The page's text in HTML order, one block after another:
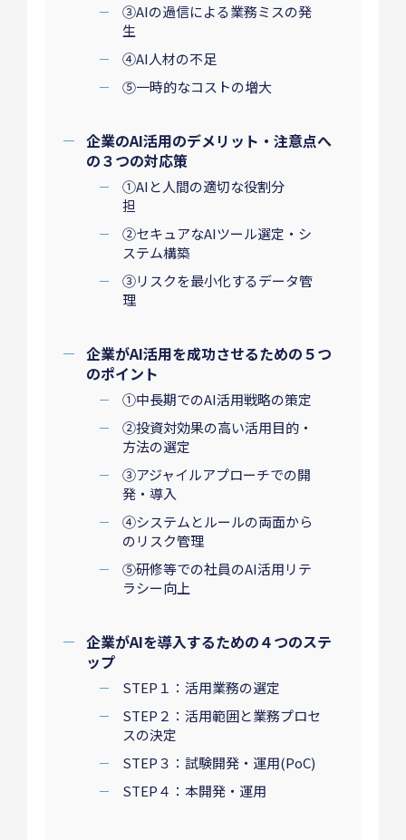
③AIの過信による業務ミスの発
生
④AI人材の不足
⑤一時的なコストの増大
企業のAI活用のデメリット・注意点へ
の３つの対応策
①AIと人間の適切な役割分
担
②セキュアなAIツール選定・シ
ステム構築
③リスクを最小化するデータ管
理
企業がAI活用を成功させるための５つ
のポイント
①中長期でのAI活用戦略の策定
②投資対効果の高い活用目的・
方法の選定
③アジャイルアプローチでの開
発・導入
④システムとルールの両面から
のリスク管理
⑤研修等での社員のAI活用リテ
ラシー向上
企業がAIを導入するための４つのステ
ップ
STEP１：活用業務の選定
STEP２：活用範囲と業務プロセ
スの決定
STEP３：試験開発・運用(PoC)
STEP４：本開発・運用